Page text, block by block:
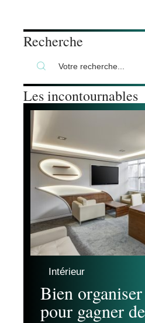
Recherche
Les incontournables
Intérieur
Bien
pour gagner